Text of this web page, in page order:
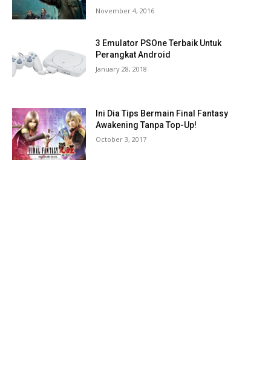
November 4, 2016
3 Emulator PSOne Terbaik Untuk
Perangkat Android
January 28, 2018
Ini Dia Tips Bermain Final Fantasy
Awakening Tanpa Top-Up!
October 3, 2017